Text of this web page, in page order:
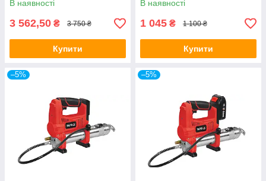
В наявності
3 562,50 ₴ 3 750 ₴
Купити
В наявності
1 045 ₴ 1 100 ₴
Купити
–5% –5%